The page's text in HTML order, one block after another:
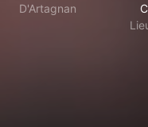
D'Artagnan